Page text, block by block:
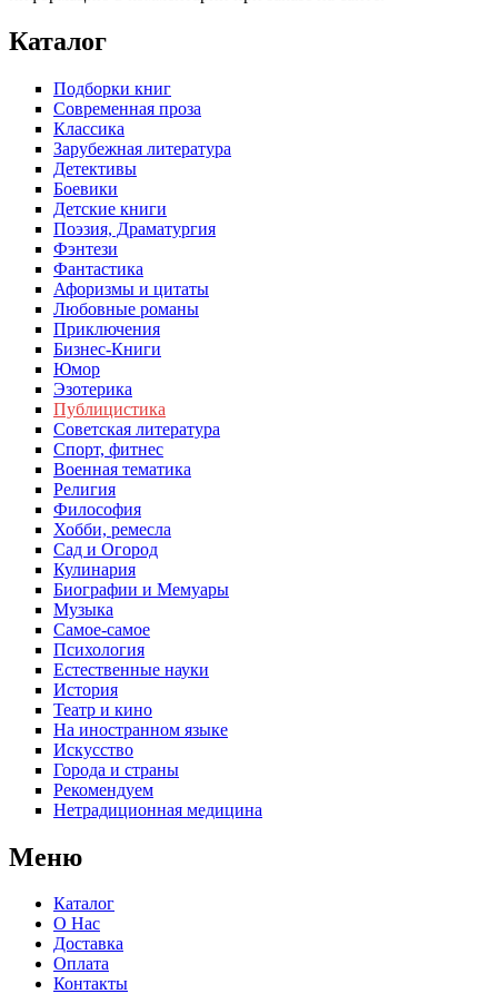
Каталог
Подборки книг
Современная проза
Классика
Зарубежная литература
Детективы
Боевики
Детские книги
Поэзия, Драматургия
Фэнтези
Фантастика
Афоризмы и цитаты
Любовные романы
Приключения
Бизнес-Книги
Юмор
Эзотерика
Публицистика
Советская литература
Спорт, фитнес
Военная тематика
Религия
Философия
Хобби, ремесла
Сад и Огород
Кулинария
Биографии и Мемуары
Музыка
Самое-самое
Психология
Естественные науки
История
Театр и кино
На иностранном языке
Искусство
Города и страны
Рекомендуем
Нетрадиционная медицина
Меню
Каталог
О Нас
Доставка
Оплата
Контакты